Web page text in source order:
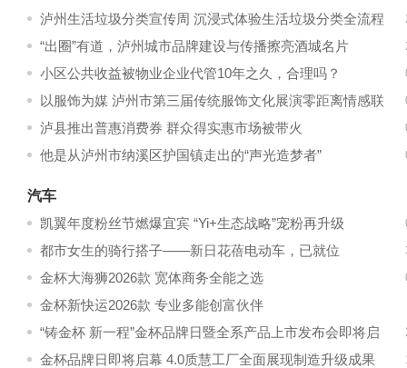
泸州生活垃圾分类宣传周 沉浸式体验生活垃圾分类全流程
“出圈”有道，泸州城市品牌建设与传播擦亮酒城名片
小区公共收益被物业企业代管10年之久，合理吗？
以服饰为媒 泸州市第三届传统服饰文化展演零距离情感联
结
泸县推出普惠消费券 群众得实惠市场被带火
他是从泸州市纳溪区护国镇走出的“声光造梦者”
汽车
凯翼年度粉丝节燃爆宜宾 “Yi+生态战略”宠粉再升级
都市女生的骑行搭子——新日花蓓电动车，已就位
金杯大海狮2026款 宽体商务全能之选
金杯新快运2026款 专业多能创富伙伴
“铸金杯 新一程”金杯品牌日暨全系产品上市发布会即将启
幕
金杯品牌日即将启幕 4.0质慧工厂全面展现制造升级成果